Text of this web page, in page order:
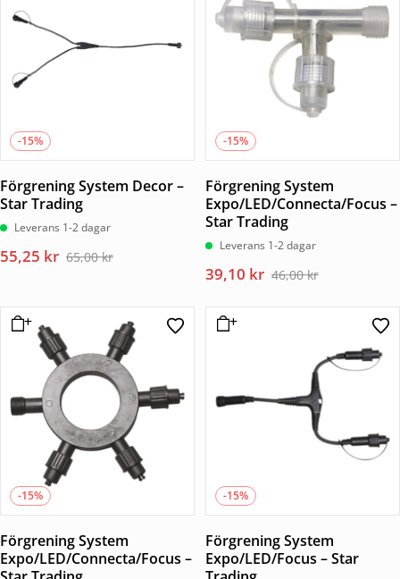
-15%
Förgrening System Decor –
Star Trading
Leverans 1-2 dagar
65,00kr
Det
var:
65,00 kr.
55,25 kr
Det
är:
55,25 kr.
-15%
Förgrening System
Expo/LED/Connecta/Focus –
Star Trading
Leverans 1-2 dagar
46,00kr
Det
priset
var:
39,10 kr
Det
priset
är:
-15%
Förgrening System
Expo/LED/Connecta/Focus –
-15%
Förgrening System
Expo/LED/Focus – Star